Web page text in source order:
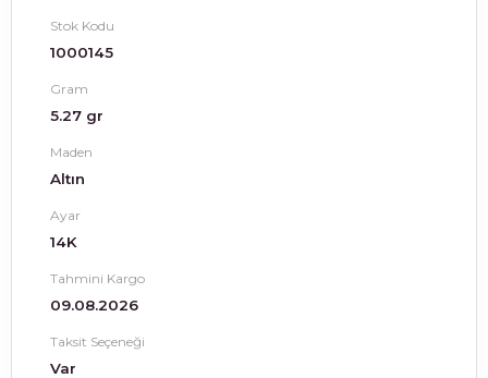
Stok Kodu
1000145
Gram
5.27 gr
Maden
Altın
Ayar
14K
Tahmini Kargo
09.08.2026
Taksit Seçeneği
Var